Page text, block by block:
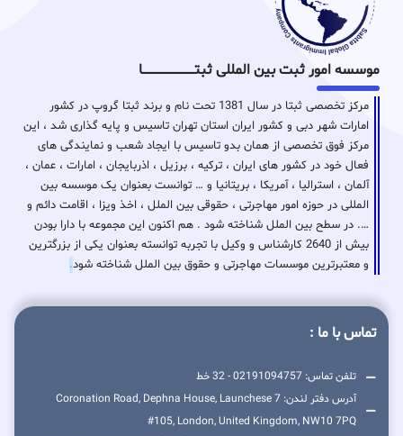
موسسه امور ثبت بین المللی ثبتـــــــــــــــــــــــــــــا
مرکز تخصصی ثبتا در سال 1381 تحت نام و برند ثبتا گروپ در کشور
امارات شهر دبی و کشور ایران استان تهران تاسیس و پایه گذاری شد ، این
مرکز فوق تخصصی از همان بدو تاسیس با ایجاد شعب و نمایندگی های
فعال خود در کشور های ایران ، ترکیه ، برزیل ، اذربایجان ، امارات ، عمان ،
آلمان ، استرالیا ، آمریکا ، بریتانیا و … توانست بعنوان یک موسسه بین
المللی در حوزه امور مهاجرتی ، حقوقی بین الملل ، اخذ ویزا ، اقامت دائم و
…. در سطح بین الملل شناخته شود . هم اکنون این مجموعه با دارا بودن
بیش از 2640 کارشناس و وکیل با تجربه توانسته بعنوان یکی از بزرگترین
و معتبرترین موسسات مهاجرتی و حقوق بین الملل شناخته شود.
تماس با ما :
تلفن تماس: 02191094757 - 32 خط
آدرس دفتر لندن: 7 Coronation Road, Dephna House, Launchese
#105, London, United Kingdom, NW10 7PQ